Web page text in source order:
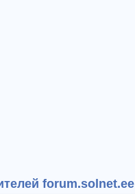
forum.solnet.ee